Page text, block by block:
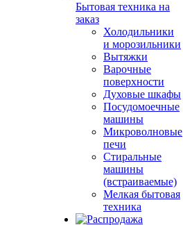
Бытовая техника на
заказ
Холодильники
и морозильники
Вытяжки
Варочные
поверхности
Духовые шкафы
Посудомоечные
машины
Микроволновые
печи
Стиральные
машины
(встраиваемые)
Мелкая бытовая
техника